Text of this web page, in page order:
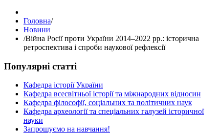
Головна/
Hовини
/Війна Росії проти України 2014–2022 рр.: історична
ретроспектива і спроби наукової рефлексії
Популярні статті
Кафедра історії України
Кафедра всесвітньої історії та міжнародних відносин
Кафедра філософії, соціальних та політичних наук
Кафедра археології та спеціальних галузей історичної
науки
Запрошуємо на навчання!